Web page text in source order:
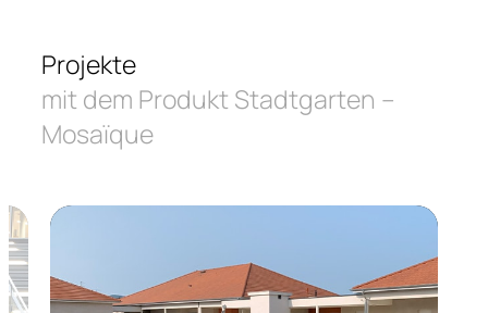
Projekte
mit dem Produkt Stadtgarten –
Mosaïque